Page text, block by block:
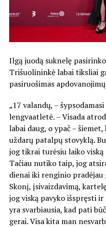
Ilgą juodą suknelę
Trišuolininkė labai tiksliai
pasiruošimas
„17 valandų, –
lengvaatletė. – Visada
labai daug, o ypač –
uždarų patalpų stovyklą.
jog tikrai turėsiu laiko
Tačiau nutiko taip, jog
dienai iki renginio pradėjau
Skonį, įsivaizdavimą,
jog viską pavyko išspręsti
yra svarbiausia, kad pati
gerai. Visa kita man